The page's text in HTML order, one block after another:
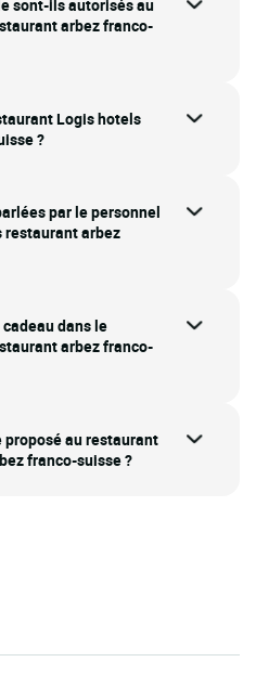
sont-ils autorisés au
arbez franco-
Logis hotels
?
par le personnel
restaurant arbez
dans le
arbez franco-
proposé au restaurant
franco-suisse ?